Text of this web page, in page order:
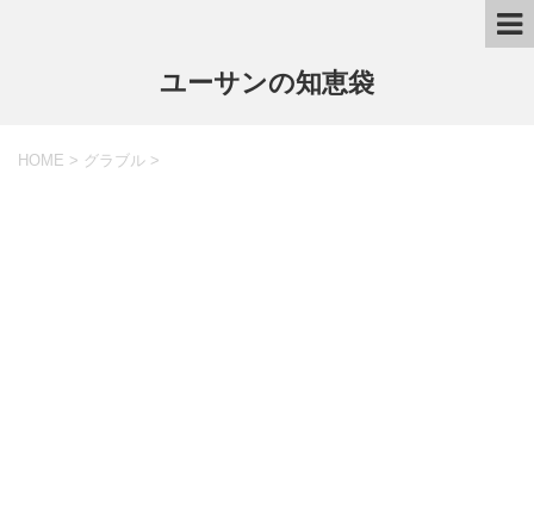
ユーサンの知恵袋
HOME > グラブル >